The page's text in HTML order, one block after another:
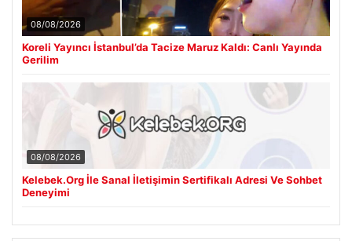
08/08/2026
Koreli Yayıncı İstanbul’da Tacize Maruz Kaldı: Canlı Yayında
Gerilim
08/08/2026
Kelebek.Org İle Sanal İletişimin Sertifikalı Adresi Ve Sohbet
Deneyimi